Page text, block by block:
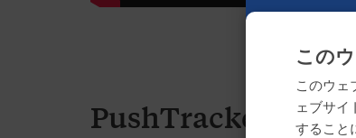
PushTracker E2
この
このウェ
ェブサ
すること